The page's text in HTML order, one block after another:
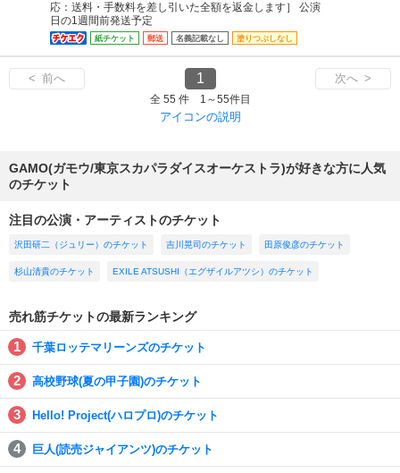
応：送料・手数料を差し引いた全額を返金します］ 公演
日の1週間前発送予定
紙チケット 郵送 名義記載なし 塗りつぶしなし
< 前へ 1 次へ >
全 55 件 1～55件目
アイコンの説明
GAMO(ガモウ/東京スカパラダイスオーケストラ)が好きな方に人気
のチケット
注目の公演・アーティストのチケット
沢田研二（ジュリー）のチケット 吉川晃司のチケット 田原俊彦のチケット
杉山清貴のチケット EXILE ATSUSHI（エグザイルアツシ）のチケット
売れ筋チケットの最新ランキング
千葉ロッテマリーンズのチケット
高校野球(夏の甲子園)のチケット
Hello! Project(ハロプロ)のチケット
巨人(読売ジャイアンツ)のチケット